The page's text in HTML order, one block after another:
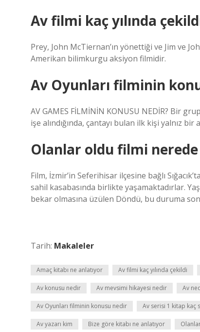
Av filmi kaç yılında
Prey, John McTiernan’ın yönettiği ve Jim ve
Amerikan bilimkurgu aksiyon filmidir.
Av Oyunları filminin
AV GAMES FİLMİNİN KONUSU NEDİR? Bir
işe alındığında, çantayı bulan ilk kişi yalnız
Olanlar oldu filmi
Film, İzmir’in Seferihisar ilçesine bağlı
sahil kasabasında birlikte yaşamaktadırlar.
bekar olmasına üzülen Döndü, bu duruma
Tarih: Makaleler
Amaç kitabı ne anlatıyor Av filmi kaç yılında çekildi
Av konusu nedir Av mevsimi hikayesi nedir Av
Av Oyunları filminin konusu nedir Av serisi 1 kitap kaç
Av yazarı kim Bize göre kitabı ne anlatıyor